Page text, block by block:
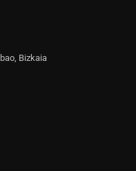
Bizkaia